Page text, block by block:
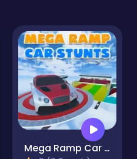
Mega Ramp Car Stunts